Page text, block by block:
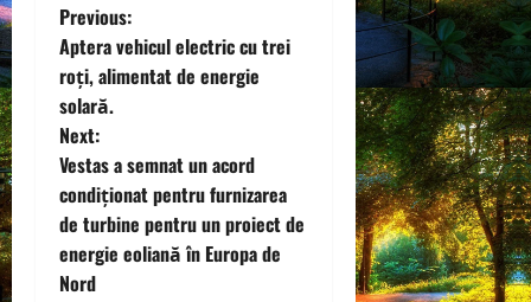
P
o
s
t
n
a
Previous:
Aptera vehicul electric cu trei
roți, alimentat de energie
solară.
Next:
Vestas a semnat un acord
condiționat pentru furnizarea
de turbine pentru un proiect de
energie eoliană în Europa de
Nord